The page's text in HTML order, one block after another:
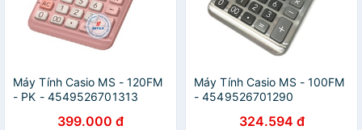
Máy Tính Casio MS - 120FM
- PK - 4549526701313
399.000 đ
Máy Tính Casio MS - 100FM
- 4549526701290
324.594 đ